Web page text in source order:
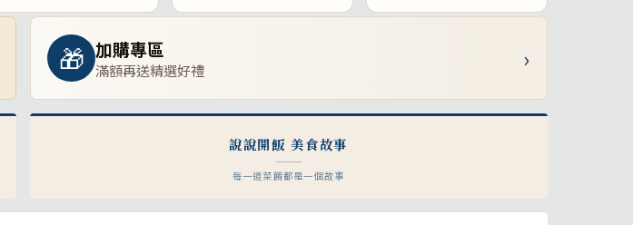
🎁 加購專區
滿額再送精選好禮 ›
說說開飯 美食故事
每一道菜餚都是一個故事